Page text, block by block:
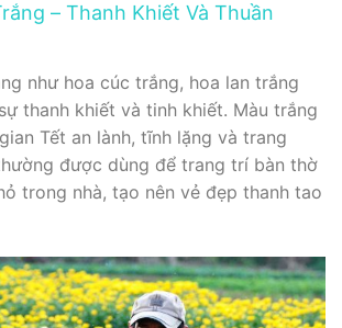
– Thanh Khiết Và Thuần
như hoa cúc trắng, hoa lan trắng
thanh khiết và tinh khiết. Màu trắng
Tết an lành, tĩnh lặng và trang
được dùng để trang trí bàn thờ
trong nhà, tạo nên vẻ đẹp thanh tao